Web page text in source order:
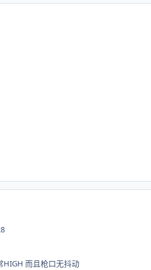
HIGH 而且枪口无抖动